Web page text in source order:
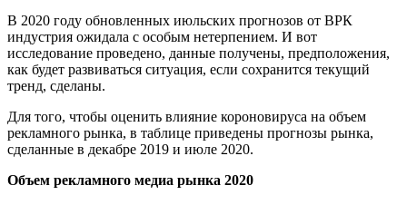
В 2020 году обновленных июльских прогнозов от ВРК
индустрия ожидала с особым нетерпением. И вот
исследование проведено, данные получены, предположения,
как будет развиваться ситуация, если сохранится текущий
тренд, сделаны.
Для того, чтобы оценить влияние короновируса на объем
рекламного рынка, в таблице приведены прогнозы рынка,
сделанные в декабре 2019 и июле 2020.
Объем рекламного медиа рынка 2020